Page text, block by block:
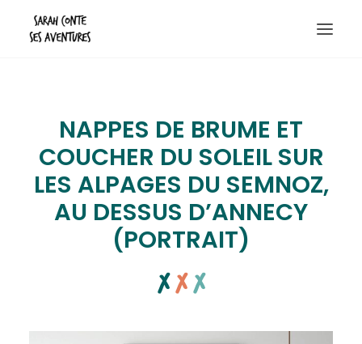
Randos & bivouacs
Escapades
Boutique photo
Contact
Recherche
NAPPES DE BRUME ET
COUCHER DU SOLEIL SUR
LES ALPAGES DU SEMNOZ,
AU DESSUS D’ANNECY
(PORTRAIT)
xxx